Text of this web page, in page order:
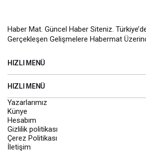
Haber Mat. Güncel Haber Siteniz.
Gerçekleşen Gelişmelere Habermat
HIZLI MENÜ
HIZLI MENÜ
Yazarlarımız
Künye
Hesabım
Gizlilik politikası
Çerez Politikası
İletişim